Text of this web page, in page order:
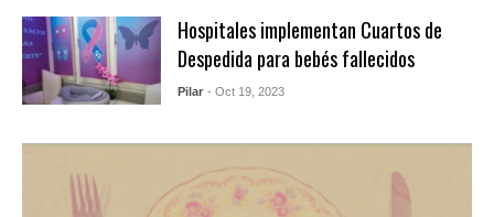
Hospitales implementan Cuartos de
Despedida para bebés fallecidos
Pilar - Oct 19, 2023